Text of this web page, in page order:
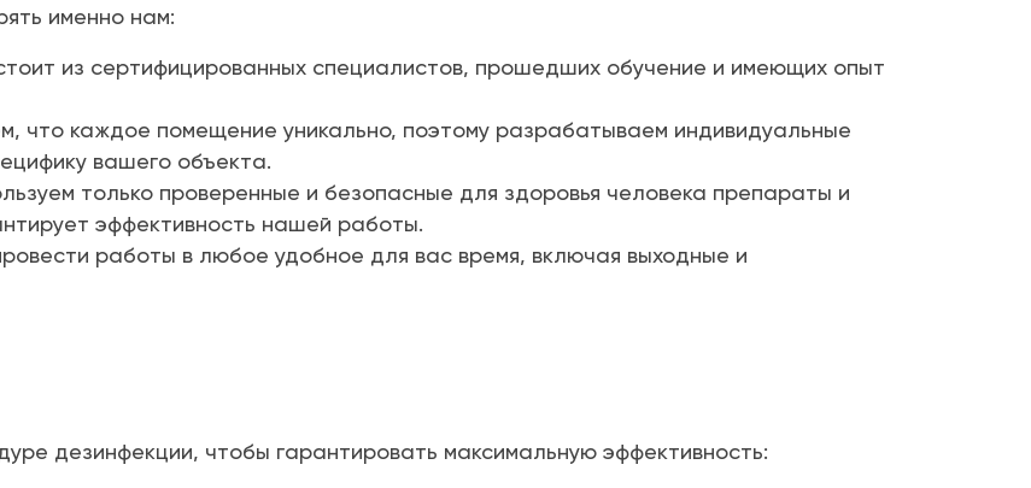
именно нам:
из сертифицированных специалистов, прошедших обучение и имеющих опыт
что каждое помещение уникально, поэтому разрабатываем индивидуальные
вашего объекта.
только проверенные и безопасные для здоровья человека препараты и
эффективность нашей работы.
работы в любое удобное для вас время, включая выходные и
дезинфекции, чтобы гарантировать максимальную эффективность: